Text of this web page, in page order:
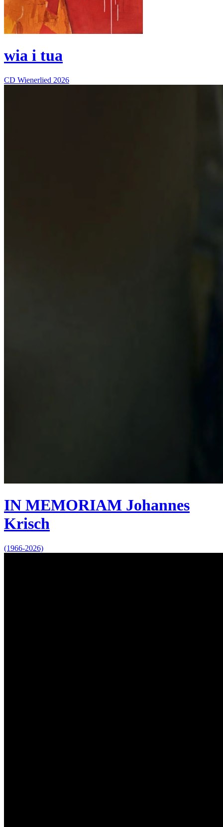
wia i tua
CD Wienerlied 2026
IN MEMORIAM Johannes
Krisch
(1966-2026)